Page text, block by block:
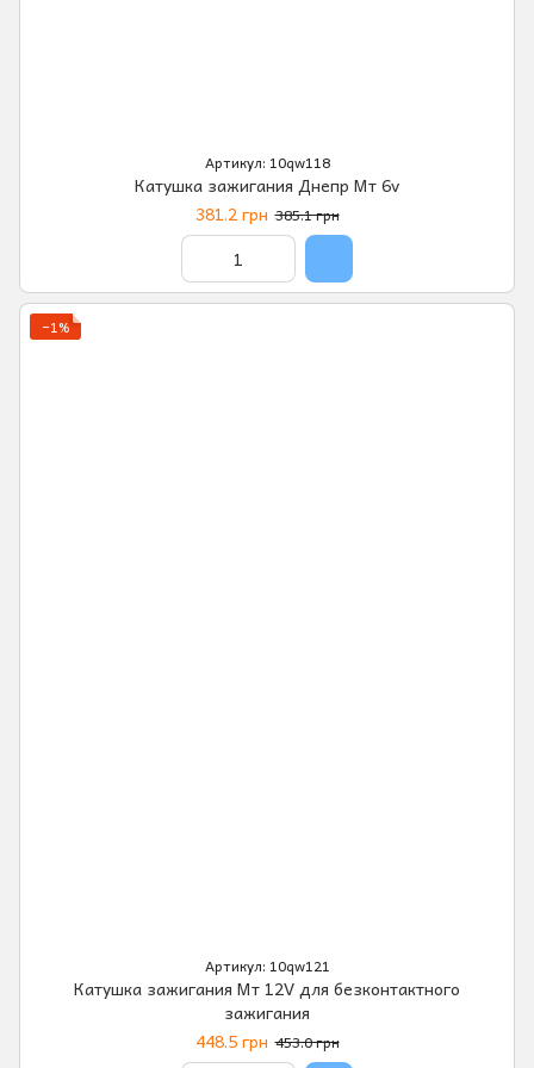
Артикул: 10qw118
Катушка зажигания Днепр Мт 6v
381.2 грн 385.1 грн
−1%
Артикул: 10qw121
Катушка зажигания Мт 12V для безконтактного
зажигания
448.5 грн 453.0 грн